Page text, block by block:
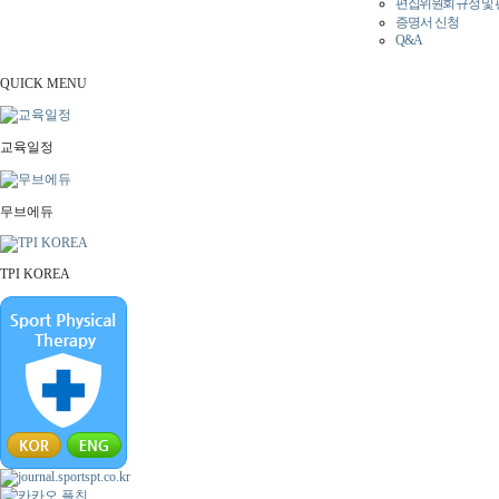
편집위원회 규정 및
증명서 신청
Q&A
QUICK MENU
교육일정
무브에듀
TPI KOREA